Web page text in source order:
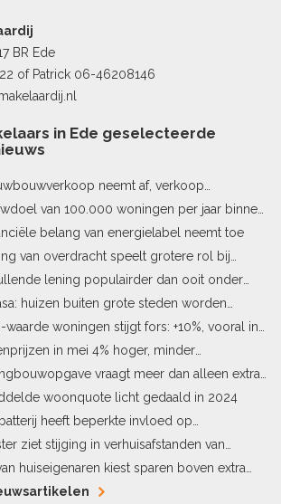
BR Ede
of Patrick 06-46208146
in Ede geselecteerde
neemt af, verkoop
stijgtvan 100.000 woningen per jaar binnen
belang van energielabel neemt toe
van overdracht speelt grotere rol bij
lening populairder dan ooit onder
huizen buiten grote steden worden
waarde woningen stijgt fors: +10%, vooral in
in mei 4% hoger, minder
vraagt meer dan alleen extra
woonquote licht gedaald in 2024
heeft beperkte invloed op
ziet stijging in verhuisafstanden van
huiseigenaren kiest sparen boven extra